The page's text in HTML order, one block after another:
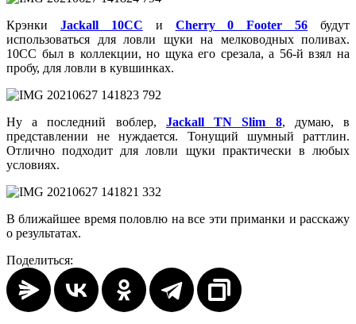
Крэнки Jackall 10CC и Cherry 0 Footer 56 будут
использоваться для ловли щуки на мелководных поливах.
10CC был в коллекции, но щука его срезала, а 56-й взял на
пробу, для ловли в кувшинках.
Ну а последний воблер, Jackall TN Slim 8, думаю, в
представлении не нуждается. Тонущий шумный раттлин.
Отлично подходит для ловли щуки практически в любых
условиях.
В ближайшее время половлю на все эти приманки и расскажу
о результатах.
Поделиться: